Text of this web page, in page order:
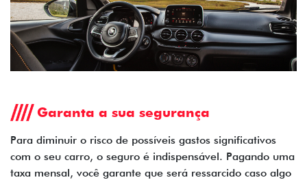
Garanta a sua segurança
Para diminuir o risco de possíveis gastos significativos
com o seu carro, o seguro é indispensável. Pagando uma
taxa mensal, você garante que será ressarcido caso algo